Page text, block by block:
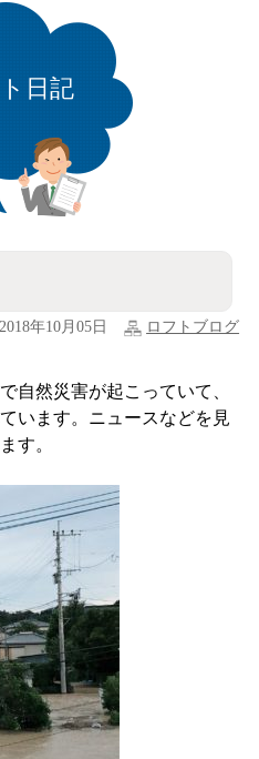
日記
2018年10月05日 ロフトブログ
自然災害が起こっていて、
います。ニュースなどを見
す。